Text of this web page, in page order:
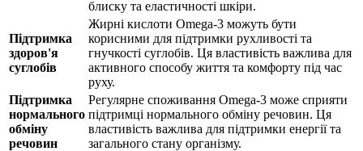
блиску та еластичності шкіри.
Підтримка
здоров'я
суглобів
Жирні кислоти Omega-3 можуть бути
корисними для підтримки рухливості та
гнучкості суглобів. Ця властивість важлива для
активного способу життя та комфорту під час
руху.
Підтримка
нормального
обміну
речовин
Регулярне споживання Omega-3 може сприяти
підтримці нормального обміну речовин. Ця
властивість важлива для підтримки енергії та
загального стану організму.